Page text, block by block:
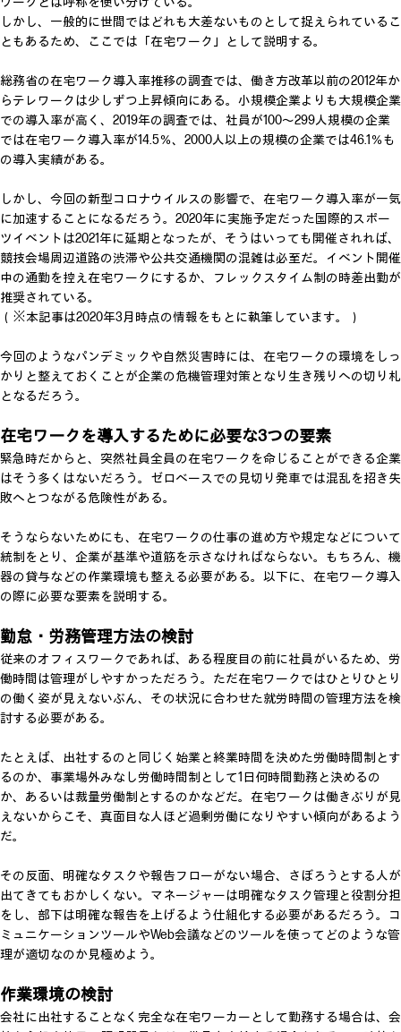
しかし、一般的に世間ではどれも大差ないものとして捉えられているこ
ともあるため、ここでは「在宅ワーク」として説明する。
総務省の在宅ワーク導入率推移の調査では、働き方改革以前の2012年か
らテレワークは少しずつ上昇傾向にある。小規模企業よりも大規模企業
での導入率が高く、2019年の調査では、社員が100～299人規模の企業
では在宅ワーク導入率が14.5％、2000人以上の規模の企業では46.1％も
の導入実績がある。
しかし、今回の新型コロナウイルスの影響で、在宅ワーク導入率が一気
に加速することになるだろう。2020年に実施予定だった国際的スポー
ツイベントは2021年に延期となったが、そうはいっても開催されれば、
競技会場周辺道路の渋滞や公共交通機関の混雑は必至だ。イベント開催
中の通勤を控え在宅ワークにするか、フレックスタイム制の時差出勤が
推奨されている。
（※本記事は2020年3月時点の情報をもとに執筆しています。）
今回のようなパンデミックや自然災害時には、在宅ワークの環境をしっ
かりと整えておくことが企業の危機管理対策となり生き残りへの切り札
となるだろう。
在宅ワークを導入するために必要な3つの要素
緊急時だからと、突然社員全員の在宅ワークを命じることができる企業
はそう多くはないだろう。ゼロベースでの見切り発車では混乱を招き失
敗へとつながる危険性がある。
そうならないためにも、在宅ワークの仕事の進め方や規定などについて
統制をとり、企業が基準や道筋を示さなければならない。もちろん、機
器の貸与などの作業環境も整える必要がある。以下に、在宅ワーク導入
の際に必要な要素を説明する。
勤怠・労務管理方法の検討
従来のオフィスワークであれば、ある程度目の前に社員がいるため、労
働時間は管理がしやすかっただろう。ただ在宅ワークではひとりひとり
の働く姿が見えないぶん、その状況に合わせた就労時間の管理方法を検
討する必要がある。
たとえば、出社するのと同じく始業と終業時間を決めた労働時間制とす
るのか、事業場外みなし労働時間制として1日何時間勤務と決めるの
か、あるいは裁量労働制とするのかなどだ。在宅ワークは働きぶりが見
えないからこそ、真面目な人ほど過剰労働になりやすい傾向があるよう
だ。
その反面、明確なタスクや報告フローがない場合、さぼろうとする人が
出てきてもおかしくない。マネージャーは明確なタスク管理と役割分担
をし、部下は明確な報告を上げるよう仕組化する必要があるだろう。コ
ミュニケーションツールやWeb会議などのツールを使ってどのような管
理が適切なのか見極めよう。
作業環境の検討
会社に出社することなく完全な在宅ワーカーとして勤務する場合は、会